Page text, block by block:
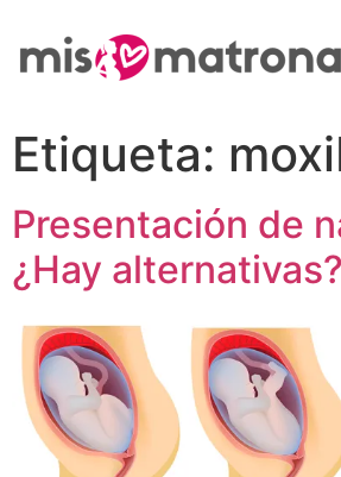
Etiqueta:
Presentación de
¿Hay alternativas?